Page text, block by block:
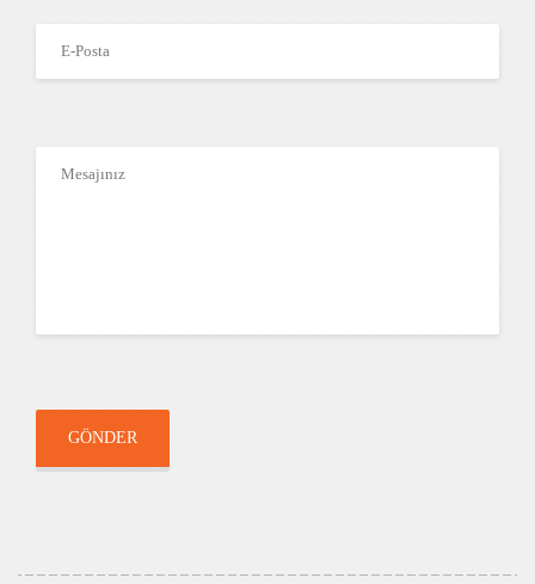
GÖNDER